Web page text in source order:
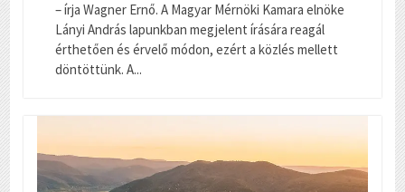
– írja Wagner Ernő. A Magyar Mérnöki Kamara elnöke
Lányi András lapunkban megjelent írására reagál
érthetően és érvelő módon, ezért a közlés mellett
döntöttünk. A...